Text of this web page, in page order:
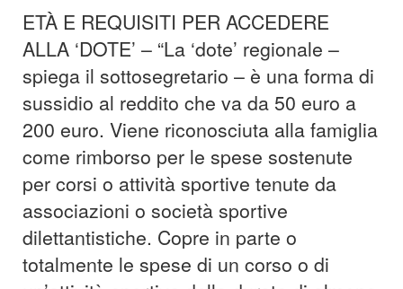
ETÀ E REQUISITI PER ACCEDERE
ALLA ‘DOTE’ – “La ‘dote’ regionale –
spiega il sottosegretario – è una forma di
sussidio al reddito che va da 50 euro a
200 euro. Viene riconosciuta alla famiglia
come rimborso per le spese sostenute
per corsi o attività sportive tenute da
associazioni o società sportive
dilettantistiche. Copre in parte o
totalmente le spese di un corso o di